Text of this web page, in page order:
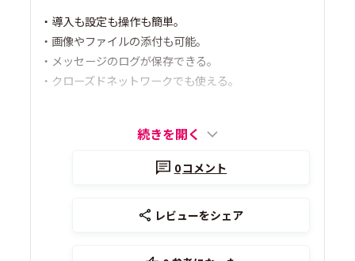
・導入も設定も操作も簡単。
・画像やファイルの添付も可能。
・メッセージのログが保存できる。
・クローズドネットワークでも使える。
続きを開く
0コメント
レビューをシェア